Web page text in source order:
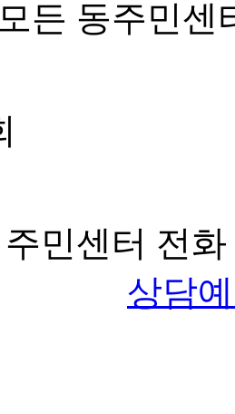
든 동주민센
민센터 전
상담